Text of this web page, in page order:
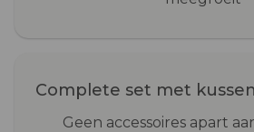
Complete set met
Geen accessoires apart